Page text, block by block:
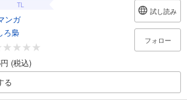
TL
ンガ
ろ梟
(税込)
試し読み
フォロー
る